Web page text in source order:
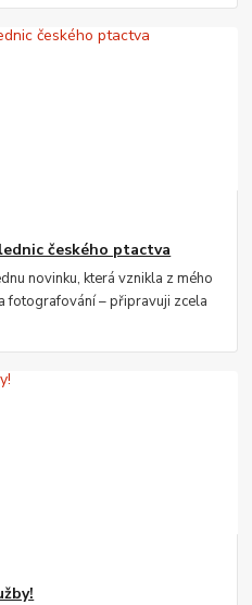
českého ptactva
novinku, která vznikla z mého
fotografování – připravuji zcela